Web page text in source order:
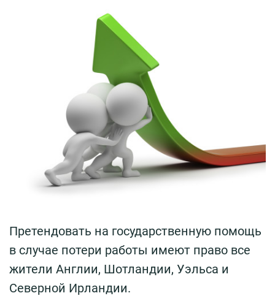
Претендовать на государственную помощь
в случае потери работы имеют право все
жители Англии, Шотландии, Уэльса и
Северной Ирландии.